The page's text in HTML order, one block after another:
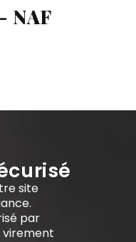
NAF
site
par